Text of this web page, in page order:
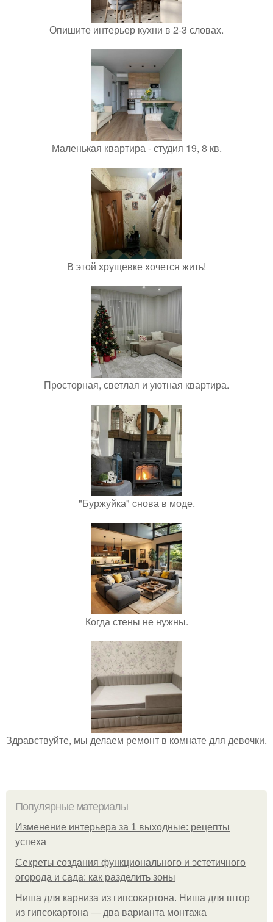
Опишите интерьер кухни в 2-3 словах.
Маленькая квартира - студия 19, 8 кв.
В этой хрущевке хочется жить!
Просторная, светлая и уютная квартира.
"Буржуйка" cнова в моде.
Когда стены не нужны.
Здравствуйте, мы делаем ремонт в комнате для девочки.
Популярные материалы
Изменение интерьера за 1 выходные: рецепты
успеха
Секреты создания функционального и эстетичного
огорода и сада: как разделить зоны
Ниша для карниза из гипсокартона. Ниша для штор
из гипсокартона — два варианта монтажа